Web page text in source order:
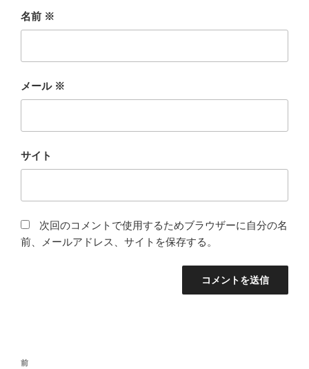
名前 ※
メール ※
サイト
次回のコメントで使用するためブラウザーに自分の名
前、メールアドレス、サイトを保存する。
投
前
前